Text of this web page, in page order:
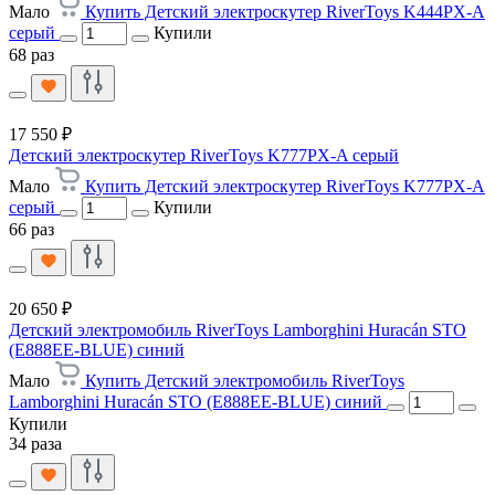
Мало
Купить Детский электроскутер RiverToys K444PX-A
серый
Купили
68 раз
17 550 ₽
Детский электроскутер RiverToys K777PX-A серый
Мало
Купить Детский электроскутер RiverToys K777PX-A
серый
Купили
66 раз
20 650 ₽
Детский электромобиль RiverToys Lamborghini Huracán STO
(E888EE-BLUE) синий
Мало
Купить Детский электромобиль RiverToys
Lamborghini Huracán STO (E888EE-BLUE) синий
Купили
34 раза